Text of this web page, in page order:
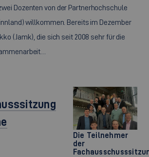
Dozenten von der Partnerhochschule
willkommen. Bereits im Dezember
(Jamk), die sich seit 2008 sehr für die
Die Teilnehmer
der